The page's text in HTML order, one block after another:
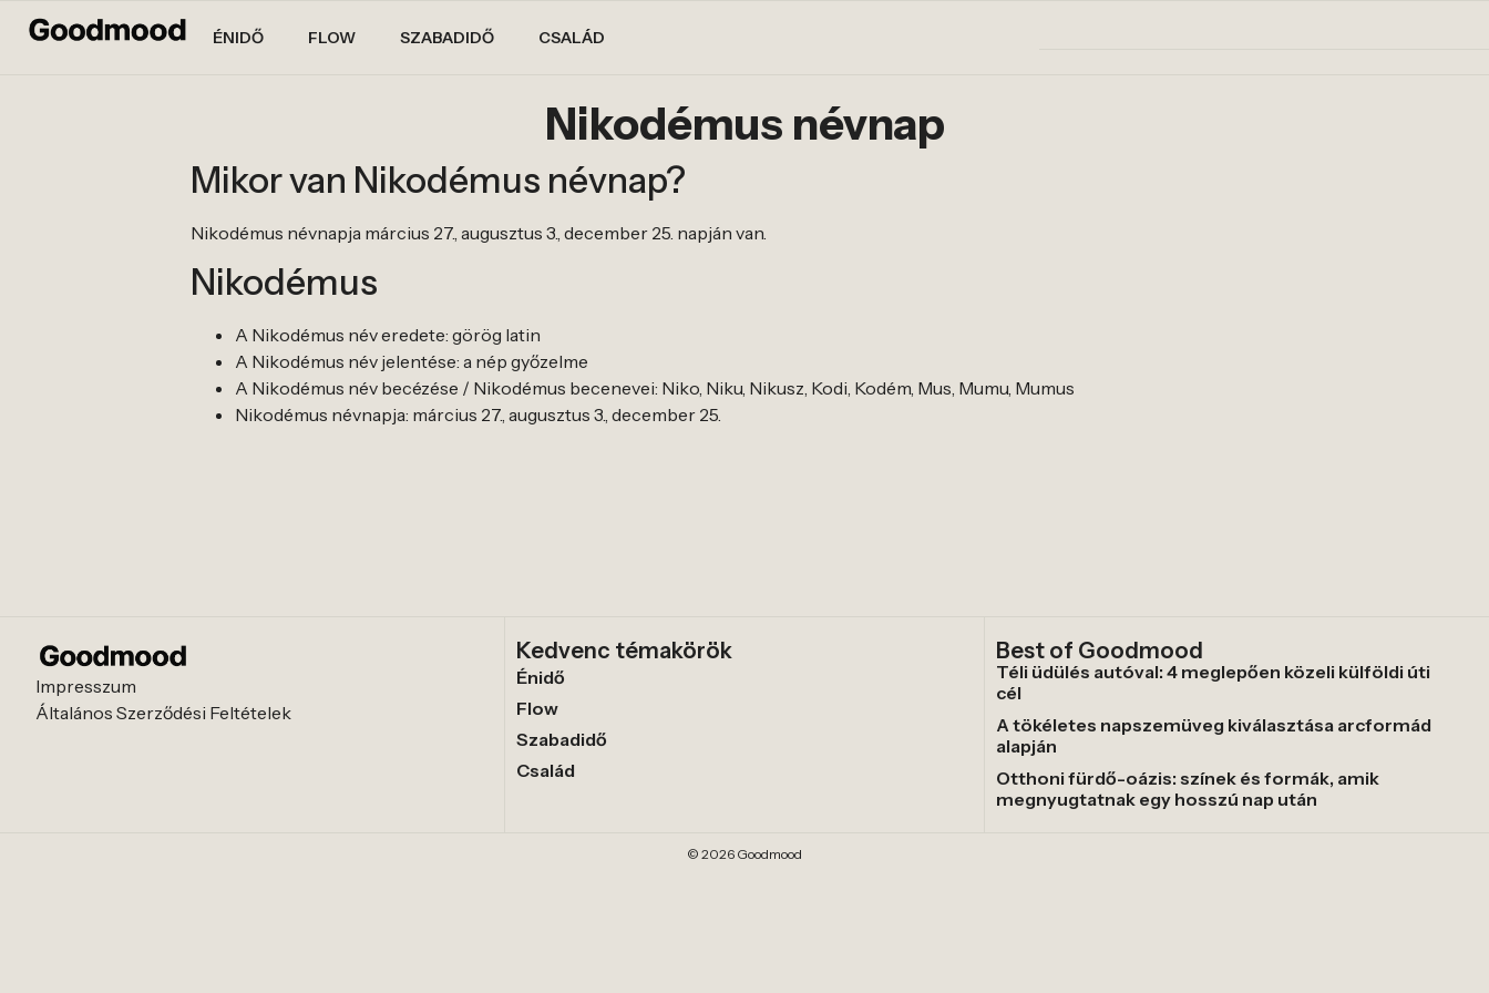
ÉNIDŐ FLOW SZABADIDŐ CSALÁD
Nikodémus névnap
Mikor van Nikodémus névnap?
Nikodémus névnapja március 27., augusztus 3., december 25. napján van.
Nikodémus
A Nikodémus név eredete: görög latin
A Nikodémus név jelentése: a nép győzelme
A Nikodémus név becézése / Nikodémus becenevei: Niko, Niku, Nikusz, Kodi, Kodém, Mus, Mumu, Mumus
Nikodémus névnapja: március 27., augusztus 3., december 25.
Impresszum
Általános Szerződési Feltételek
Kedvenc témakörök
Énidő
Flow
Szabadidő
Család
Best of Goodmood
Téli üdülés autóval: 4 meglepően közeli külföldi úti
cél
A tökéletes napszemüveg kiválasztása arcformád
alapján
Otthoni fürdő-oázis: színek és formák, amik
megnyugtatnak egy hosszú nap után
© 2026 Goodmood